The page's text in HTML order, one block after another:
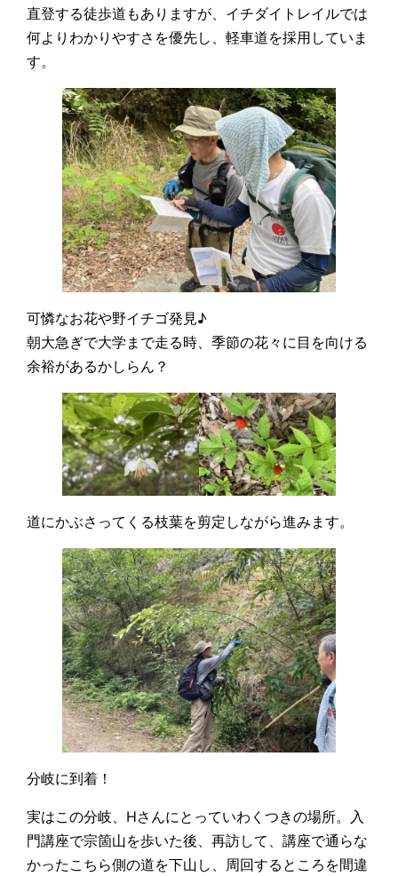
直登する徒歩道もありますが、イチダイトレイルでは
何よりわかりやすさを優先し、軽車道を採用していま
す。
可憐なお花や野イチゴ発見♪
朝大急ぎで大学まで走る時、季節の花々に目を向ける
余裕があるかしらん？
道にかぶさってくる枝葉を剪定しながら進みます。
分岐に到着！
実はこの分岐、Hさんにとっていわくつきの場所。入
門講座で宗箇山を歩いた後、再訪して、講座で通らな
かったこちら側の道を下山し、周回するところを間違